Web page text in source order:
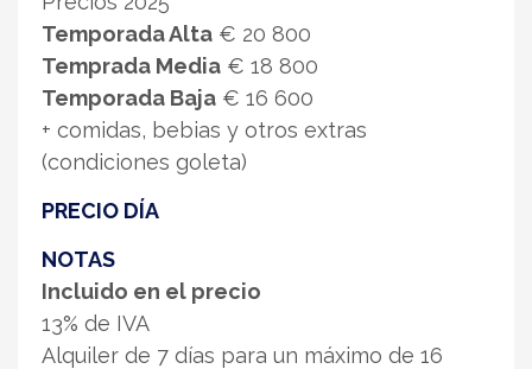
Temporada Alta € 20 800
Temprada Media € 18 800
Temporada Baja € 16 600
+ comidas, bebias y otros extras
(condiciones goleta)
PRECIO DÍA
NOTAS
Incluido en el precio
13% de IVA
Alquiler de 7 días para un máximo de 16